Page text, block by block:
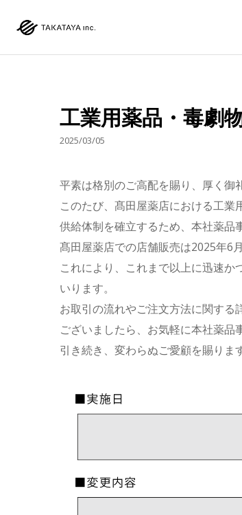
工業用薬品・毒劇
2025/03/05
平素は格別のご高配を賜り、厚く御
このたび、髙田屋薬店における工
供給体制を確立するため、本社薬品
髙田屋薬店での店舗販売は2025年6
これにより、これまで以上に迅速か
いります。
お取引の流れやご注文方法に関す
ございましたら、お気軽に本社薬品
引き続き、変わらぬご愛顧を賜りま